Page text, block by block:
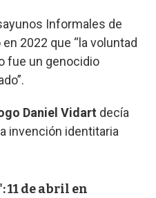
Informales de
2022 que “la voluntad
fue un genocidio
Daniel Vidart decía
invención identitaria
de abril en